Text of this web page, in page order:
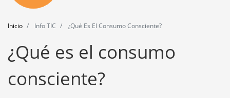
Actualidad
Agenda
Formación
Herramientas
Inicio Info TIC ¿Qué Es El Consumo Consciente?
¿Qué es el consumo
consciente?